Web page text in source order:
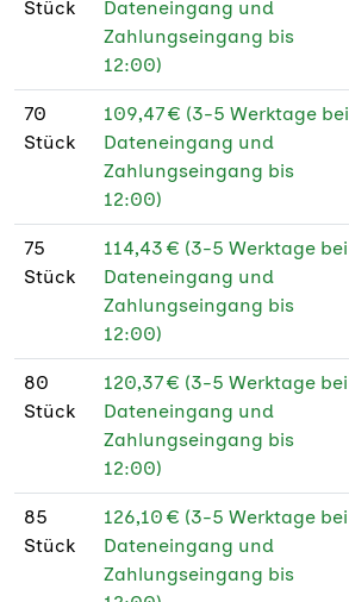
Stück
Dateneingang und
Zahlungseingang bis
12:00)
70
Stück
109,47 € (3-5 Werktage bei
Dateneingang und
Zahlungseingang bis
12:00)
75
Stück
114,43 € (3-5 Werktage bei
Dateneingang und
Zahlungseingang bis
12:00)
80
Stück
120,37 € (3-5 Werktage bei
Dateneingang und
Zahlungseingang bis
12:00)
85
Stück
126,10 € (3-5 Werktage bei
Dateneingang und
Zahlungseingang bis